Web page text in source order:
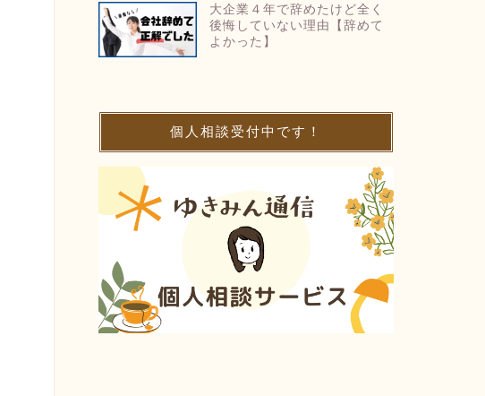
大企業４年で辞めたけど全く
後悔していない理由【辞めて
よかった】
個人相談受付中です！